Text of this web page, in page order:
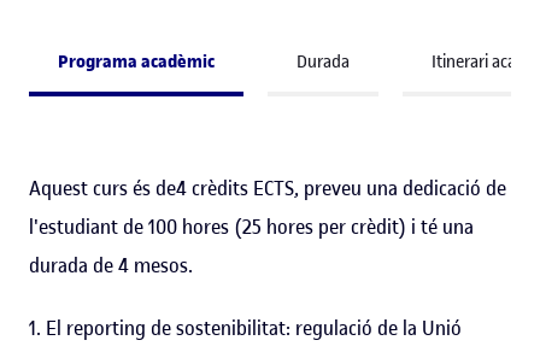
Programa acadèmic Durada Itinerari
Aquest curs és de4 crèdits ECTS, preveu una dedicació de
l'estudiant de 100 hores (25 hores per crèdit) i té una
durada de 4 mesos.
1. El reporting de sostenibilitat: regulació de la Unió